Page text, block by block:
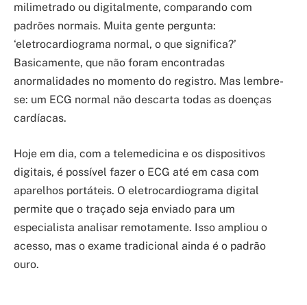
milimetrado ou digitalmente, comparando com
padrões normais. Muita gente pergunta:
‘eletrocardiograma normal, o que significa?’
Basicamente, que não foram encontradas
anormalidades no momento do registro. Mas lembre-
se: um ECG normal não descarta todas as doenças
cardíacas.
Hoje em dia, com a telemedicina e os dispositivos
digitais, é possível fazer o ECG até em casa com
aparelhos portáteis. O eletrocardiograma digital
permite que o traçado seja enviado para um
especialista analisar remotamente. Isso ampliou o
acesso, mas o exame tradicional ainda é o padrão
ouro.